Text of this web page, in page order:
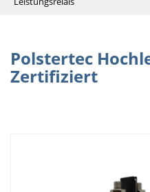
Polstertec
Zertifiziert